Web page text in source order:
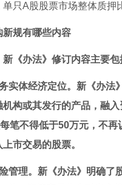
只A股股票市场整体质押
规有哪些内容
《办法》修订内容主要包
实体经济定位。新《办
构或其发行的产品，融
笔不得低于50万元，不
市交易的股票。
管理。新《办法》明确了